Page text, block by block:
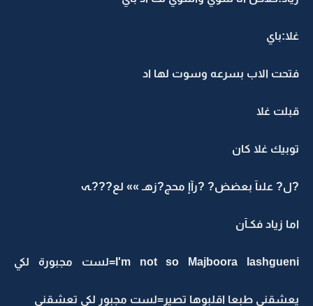
غلا:باي
فتحت الاب بسرعه وسوت لها اد
قبلت غلا
توبيك غلا كان
?ل? علىآ بعضض? ?رآإ محج?زهـ »» لع???ـہ
اما زياد فكـآن
I'm not so Majboora Iashgueni=لست مجبورة لكي
يعشقني طبعا اقلبوها تصير=لست مجبور لكي تعشقني